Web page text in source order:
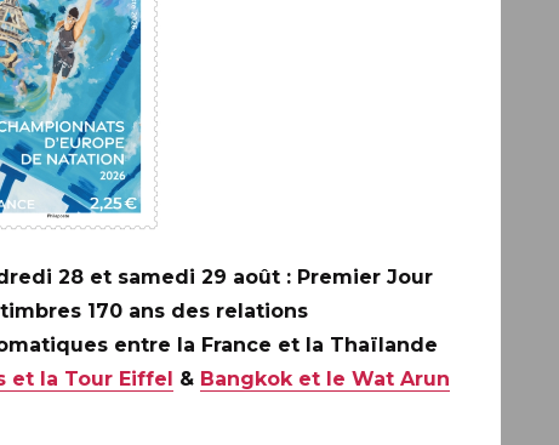
28 et samedi 29 août : Premier Jour
170 ans des relations
entre la France et la Thaïlande
et la Tour Eiffel & Bangkok et le Wat Arun